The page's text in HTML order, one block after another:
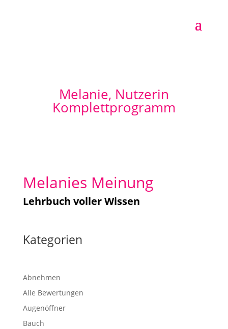
Melanie, Nutzerin
Komplettprogramm
Melanies Meinung
Lehrbuch voller Wissen
Kategorien
Abnehmen
Alle Bewertungen
Augenöffner
Bauch